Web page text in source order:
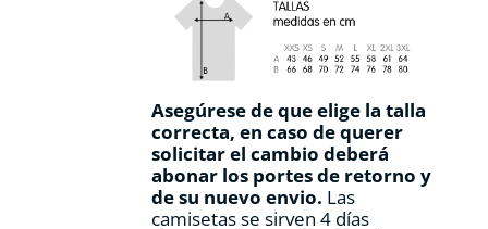
Asegúrese de que elige la talla
correcta, en caso de querer
solicitar el cambio deberá
abonar los portes de retorno y
de su nuevo envio. Las
camisetas se sirven 4 días